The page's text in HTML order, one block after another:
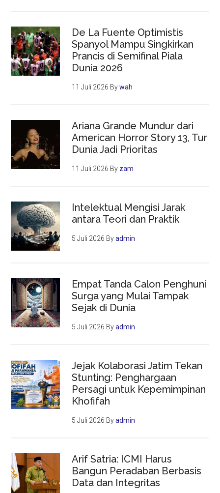
De La Fuente Optimistis
Spanyol Mampu Singkirkan
Prancis di Semifinal Piala
Dunia 2026
11 Juli 2026 Bywah
Ariana Grande Mundur dari
American Horror Story 13, Tur
Dunia Jadi Prioritas
11 Juli 2026 By zam
Intelektual Mengisi Jarak
antara Teori dan Praktik
5 Juli 2026 Byadmin
Empat Tanda Calon Penghuni
Surga yang Mulai Tampak
Sejak di Dunia
5 Juli 2026 Byadmin
Jejak Kolaborasi Jatim Tekan
Stunting: Penghargaan
Persagi untuk Kepemimpinan
Khofifah
5 Juli 2026 Byadmin
Arif Satria: ICMI Harus
Bangun Peradaban Berbasis
Data dan Integritas